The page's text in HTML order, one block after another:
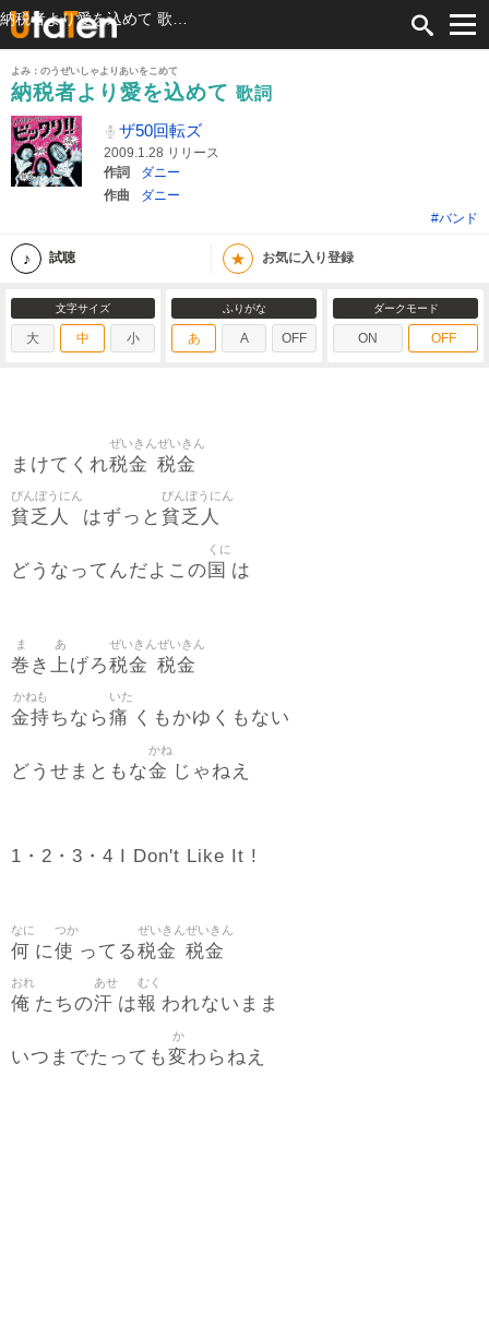
よみ：のうぜいしゃよりあいをこめて
納税者より愛を込めて 歌詞
ザ50回転ズ
2009.1.28 リリース
作詞
ダニー
作曲
ダニー
#バンド
試聴 ★ お気に入り登録
文字サイズ
大 中 小
ふりがな
あ A OFF
ダークモード
ON OFF
まけてくれ税金
ぜいきん
税金
ぜいきん
貧乏人
びんぼうにん
はずっと 貧乏人
びんぼうにん
どうなってんだよこの国
くに
は
巻
ま
き 上
あ
げろ税金
ぜいきん
税金
ぜいきん
金持
かねも
ちなら痛
いた
くもかゆくもない
どうせまともな金
かね
じゃねえ
1・2・3・4 I Don't Like It !
何
なに
に使
つか
ってる税金
ぜいきん
税金
ぜいきん
俺
おれ
たちの汗
あせ
は報
むく
われないまま
いつまでたっても変
か
わらねえ